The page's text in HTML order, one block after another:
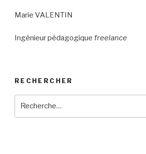
Marie VALENTIN
Ingénieur pédagogique freelance
RECHERCHER